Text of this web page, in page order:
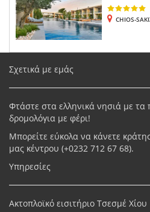
CHIOS-
Σχετικά με εμάς
Φτάστε στα ελληνικά νησιά με τα
δρομολόγια με φέρι!
Μπορείτε εύκολα να κάνετε
μας κέντρου (+0232 712 67 68).
Υπηρεσίες
Ακτοπλοϊκό εισιτήριο Τσεσμέ Χίου